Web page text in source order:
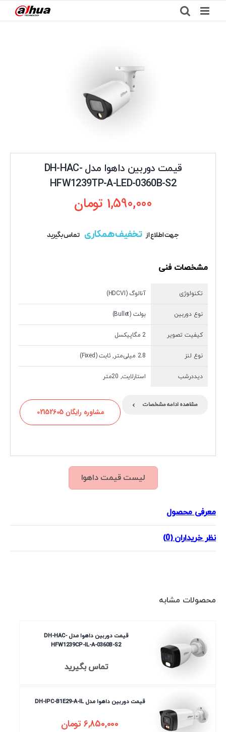
to
قیمت دوربین داهوا مدل DH-HAC-
HFW1239TP-A-LED-0360B-S2
1,590,000 تومان
جهت اطلاع از تخفیف همکاری تماس بگیرید
مشخصات فنی
تکنولوژی آنالوگ (HDCVI)
نوع دوربین بولت (Bullet)
کیفیت تصویر 2 مگاپیکسل
نوع لنز 2.8 میلی‌متر, ثابت (Fixed)
دیددرشب استارلایت, 20متر
مشاهده ادامه مشخصات ›
مشاوره رایگان 02152605
لیست قیمت داهوا
معرفی محصول
نظر خریداران (0)
محصولات مشابه
قیمت دوربین داهوا مدل DH-HAC-
HFW1239CP-IL-A-0360B-S2
تماس بگیرید
قیمت دوربین داهوا مدل DH-IPC-B1E29-A-IL
6,850,000تومان